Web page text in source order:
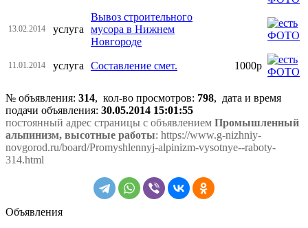
13.02.2014 услуга
Вывоз строительного
мусора в Нижнем
Новгороде
11.01.2014 услуга Составление смет. 1000р
№ объявления: 314, кол-во просмотров: 798, дата и время
подачи объявления: 30.05.2014 15:01:55
постоянный адрес страницы с объявлением Промышленный
альпинизм, высотные работы: https://www.g-nizhniy-
novgorod.ru/board/Promyshlennyj-alpinizm-vysotnye--raboty-
314.html
Объявления